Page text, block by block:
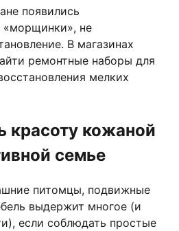
появились
не
В магазинах
ремонтные наборы для
мелких
красоту кожаной
семье
питомцы, подвижные
выдержит многое (и
если соблюдать простые